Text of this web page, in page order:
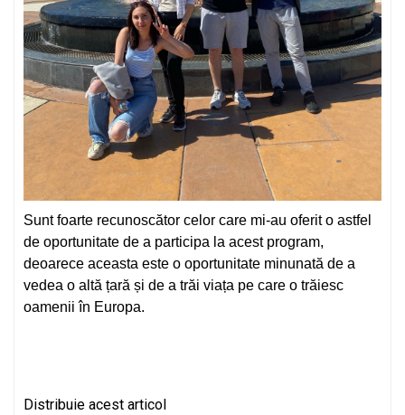
Sunt foarte recunoscător celor care mi-au oferit o astfel
de oportunitate de a participa la acest program,
deoarece aceasta este o oportunitate minunată de a
vedea o altă țară și de a trăi viața pe care o trăiesc
oamenii în Europa.
Distribuie acest articol